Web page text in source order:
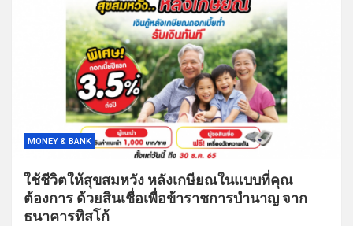
MONEY & BANK
ใช้ชีวิตให้สุขสมหวัง หลังเกษียณในแบบที่คุณ
ต้องการ ด้วยสินเชื่อเพื่อข้าราชการบำนาญ จาก
ธนาคารทิสโก้